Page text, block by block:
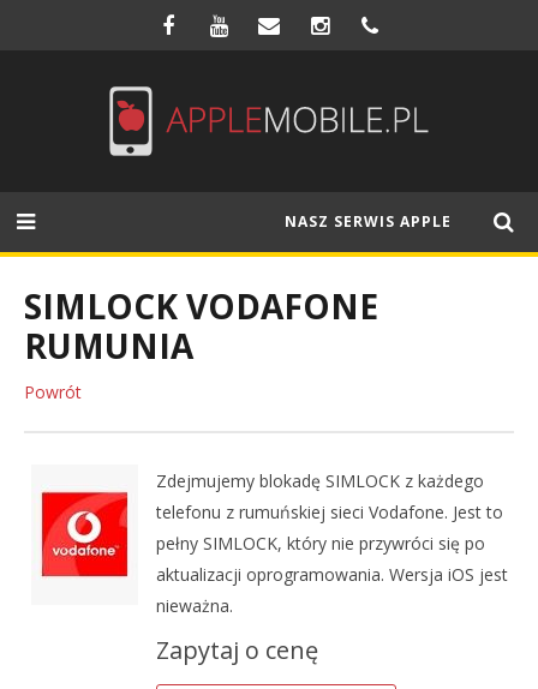
NASZ SERWIS APPLE
SIMLOCK VODAFONE
RUMUNIA
Powrót
Zdejmujemy blokadę SIMLOCK z każdego
telefonu z rumuńskiej sieci Vodafone. Jest to
pełny SIMLOCK, który nie przywróci się po
aktualizacji oprogramowania. Wersja iOS jest
nieważna.
Zapytaj o cenę